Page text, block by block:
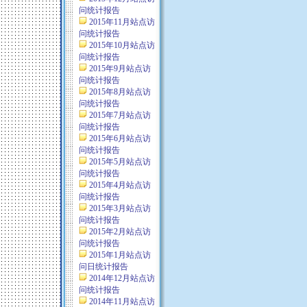
问统计报告
2015年11月站点访
问统计报告
2015年10月站点访
问统计报告
2015年9月站点访
问统计报告
2015年8月站点访
问统计报告
2015年7月站点访
问统计报告
2015年6月站点访
问统计报告
2015年5月站点访
问统计报告
2015年4月站点访
问统计报告
2015年3月站点访
问统计报告
2015年2月站点访
问统计报告
2015年1月站点访
问日统计报告
2014年12月站点访
问统计报告
2014年11月站点访